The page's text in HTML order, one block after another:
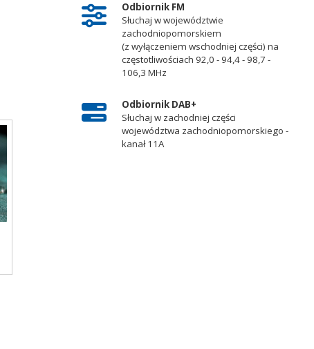
Odbiornik FM
Słuchaj w województwie
zachodniopomorskiem
(z wyłączeniem wschodniej części) na
częstotliwościach 92,0 - 94,4 - 98,7 -
106,3 MHz
Odbiornik DAB+
Słuchaj w zachodniej części
województwa zachodniopomorskiego -
kanał 11A